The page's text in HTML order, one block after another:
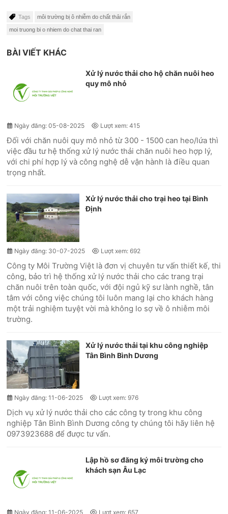
Tags môi trường bị ô nhiễm do chất thải rắn
moi truong bi o nhiem do chat thai ran
BÀI VIẾT KHÁC
Xử lý nước thải cho hộ chăn nuôi heo
quy mô nhỏ
Ngày đăng: 05-08-2025 Lượt xem: 415
Đối với chăn nuôi quy mô nhỏ từ 300 - 1500 can heo/lứa thì
việc đầu tư hệ thống xử lý nước thải chăn nuôi heo hợp lý,
với chi phí hợp lý và công nghệ dễ vận hành là điều quan
trọng nhất.
Xử lý nước thải cho trại heo tại Bình
Định
Ngày đăng: 30-07-2025 Lượt xem: 692
Công ty Môi Trường Việt là đơn vị chuyên tư vấn thiết kế, thi
công, bảo trì hệ thống xử lý nước thải cho các trang trại
chăn nuôi trên toàn quốc, với đội ngủ kỹ sư lành nghề, tân
tâm với công việc chúng tôi luôn mang lại cho khách hàng
một trải nghiệm tuyệt vời mà không lo sợ về ô nhiễm môi
trường.
Xử lý nước thải tại khu công nghiệp
Tân Bình Bình Dương
Ngày đăng: 11-06-2025 Lượt xem: 976
Dịch vụ xử lý nước thải cho các công ty trong khu công
nghiệp Tân Bình Bình Dương công ty chúng tôi hãy liên hệ
0973923688 để được tư vấn.
Lập hồ sơ đăng ký môi trường cho
khách sạn Âu Lạc
Ngày đăng: 11-06-2025 Lượt xem: 657